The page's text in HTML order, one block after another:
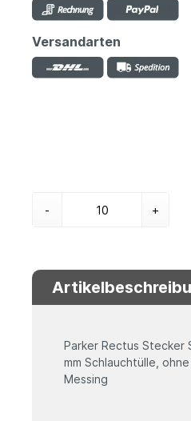
Versandarten
- +
Parker Rectus Stecker
mm Schlauchtülle,
Messing